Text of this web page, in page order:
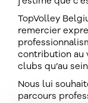
TopVolley
remercier
contribution au
clubs qu’au
Nous lui
parcours